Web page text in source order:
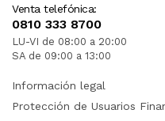
Venta telefónica:
0810 333 8700
LU-VI de 08:00 a 20:00
SA de 09:00 a 13:00
Información legal
Protección de Usuarios